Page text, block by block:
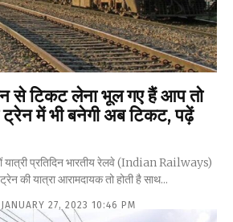
से टिकट लेना भूल गए हैं आप तो
में भी बनेगी अब टिकट, पढ़ें
प्रतिदिन भारतीय रेलवे (Indian Railways)
की यात्रा आरामदायक तो होती है साथ...
JANUARY 27, 2023 10:46 PM